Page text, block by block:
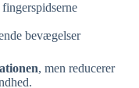
bevægelser
, men reducerer